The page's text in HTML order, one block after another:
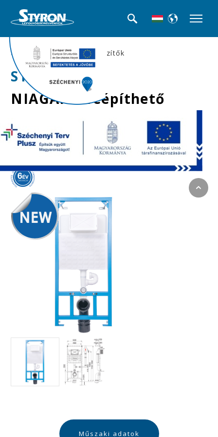
>>WC tartályok és kiegészítők
STY-740-M-2
NIAGARA beépíthető
WC tartály szagelszívó
ventilátorral és
csatlakozó idomokkal
Műszaki adatok